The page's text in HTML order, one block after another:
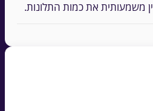
את כמות התלונות.